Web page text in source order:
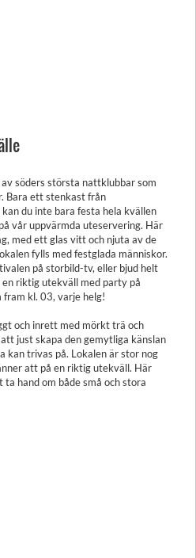
söders största nattklubbar som
Bara ett stenkast från
du inte bara festa hela kvällen
vår uppvärmda uteservering. Här
med ett glas vitt och njuta av de
fylls med festglada människor.
på storbild-tv, eller bjud helt
riktig utekväll med party på
fram kl. 03, varje helg!
och inrett med mörkt trä och
just skapa den gemytliga känslan
kan trivas på. Lokalen är stor nog
att på en riktig utekväll. Här
hand om både små och stora